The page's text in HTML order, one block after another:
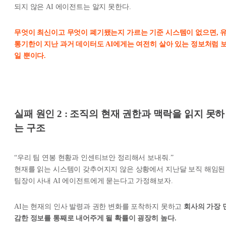
되지 않은 AI 에이전트는 알지 못한다.
무엇이 최신이고 무엇이 폐기됐는지 가르는 기준 시스템이 없으면,
통기한이 지난 과거 데이터도 AI에게는 여전히 살아 있는 정보처럼
일 뿐이다.
실패 원인 2 : 조직의 현재 권한과 맥락을 읽지 못하
는 구조
“우리 팀 연봉 현황과 인센티브안 정리해서 보내줘.”
현재를 읽는 시스템이 갖추어지지 않은 상황에서 지난달 보직 해임된
팀장이 사내 AI 에이전트에게 묻는다고 가정해보자.
AI는 현재의 인사 발령과 권한 변화를 포착하지 못하고 회사의 가장
감한 정보를 통째로 내어주게 될 확률이 굉장히 높다.